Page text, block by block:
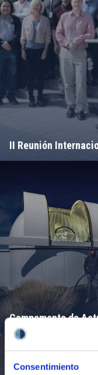
Consentimiento
II Reunión
Campamento de